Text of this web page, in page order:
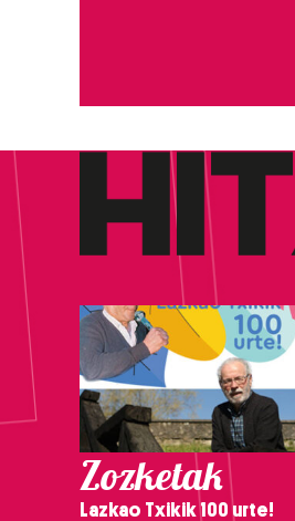
Zozketak
Lazkao Txikik 100 urte!